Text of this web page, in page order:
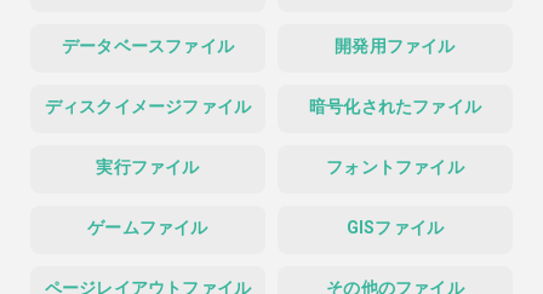
データベースファイル 開発用ファイル
ディスクイメージファイル 暗号化されたファイル
実行ファイル フォントファイル
ゲームファイル GISファイル
ページレイアウトファイル その他のファイル